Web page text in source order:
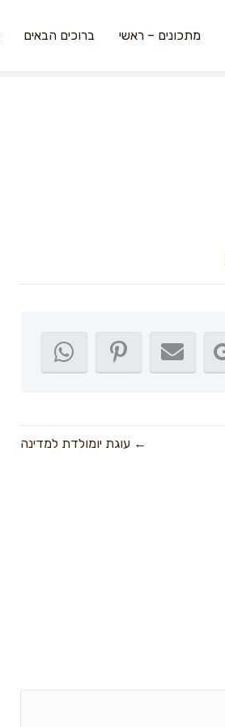
מתכונים – ראשי ברוכים הבאים
← עוגת יומולדת למדינה